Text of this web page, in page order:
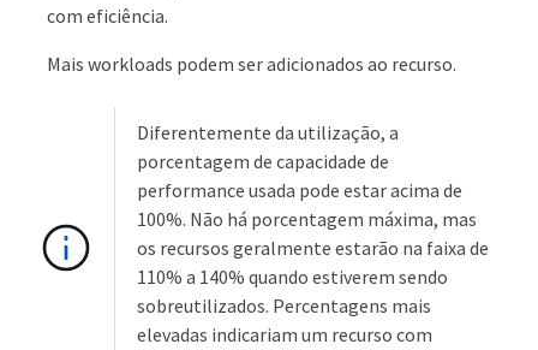
com eficiência.
Mais workloads podem ser adicionados ao recurso.
Diferentemente da utilização, a
porcentagem de capacidade de
performance usada pode estar acima de
100%. Não há porcentagem máxima, mas
os recursos geralmente estarão na faixa de
110% a 140% quando estiverem sendo
sobreutilizados. Percentagens mais
elevadas indicariam um recurso com